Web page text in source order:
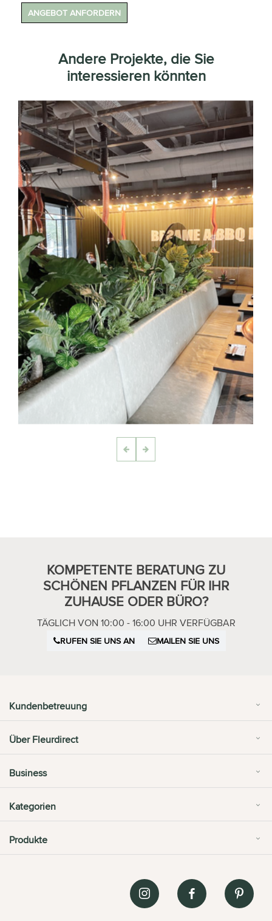
ANGEBOT ANFORDERN
Andere Projekte, die Sie
interessieren könnten
KOMPETENTE BERATUNG ZU
SCHÖNEN PFLANZEN FÜR IHR
ZUHAUSE ODER BÜRO?
TÄGLICH VON 10:00 - 16:00 UHR VERFÜGBAR
RUFEN SIE UNS AN MAILEN SIE UNS
Kundenbetreuung
Über Fleurdirect
Business
Kategorien
Produkte